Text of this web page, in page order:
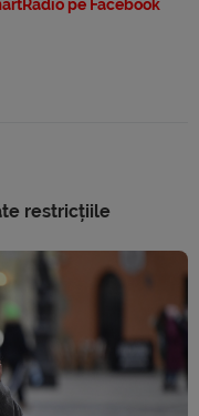
pe Facebook
restricțiile